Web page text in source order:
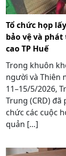
Tổ chức họp
bảo vệ và
cao TP Huế
Trong khuôn
người và Thiên
11–15/5/2026,
Trung (CRD)
chức các cuộc
quản […]